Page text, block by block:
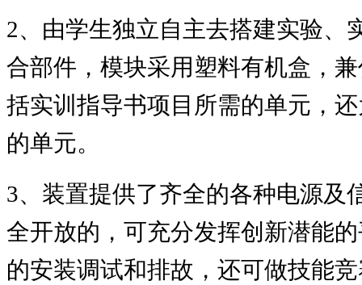
2、由学生独立自主去搭建实验、
合部件，模块采用塑料有机盒，
括实训指导书项目所需的单元，
的单元。
3、装置提供了齐全的各种电源及
全开放的，可充分发挥创新潜能
的安装调试和排故，还可做技能